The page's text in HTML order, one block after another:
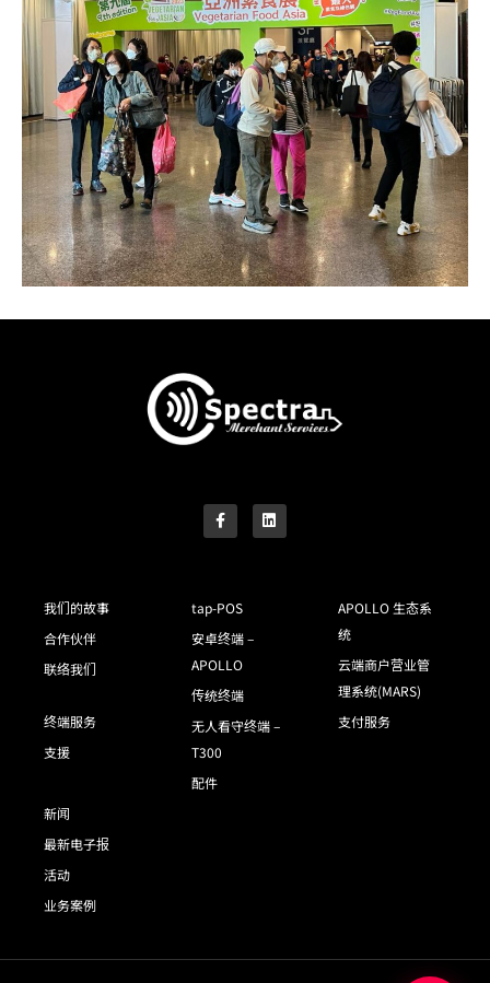
我们的故事
合作伙伴
联络我们
终端服务
支援
tap-POS
安卓终端 –
APOLLO
传统终端
无人看守终端 –
T300
配件
APOLLO 生态系
统
云端商户营业管
理系统(MARS)
支付服务
新闻
最新电子报
活动
业务案例